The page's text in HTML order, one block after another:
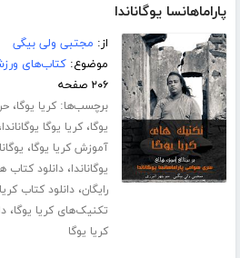
پاراماهانسا یوگاناندا
از: مجتبی ولی بیگی
موضوع:کتاب‌های
۲۰۶ صفحه
برچسب‌ها:کریا یوگا،
یوگا،کریا یوگا یوگاناندا
آموزش کریا یوگا،
یوگاناندا،دانلود کتاب
رایگان،دانلود کتاب
تکنیک‌های کریا یوگا،
کریا یوگا